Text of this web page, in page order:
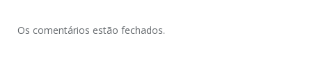
Os comentários estão fechados.